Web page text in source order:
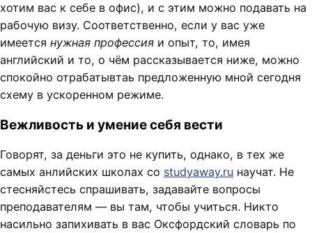
хотим вас к себе в офис), и с этим можно подавать на
рабочую визу. Соответственно, если у вас уже
имеется нужная профессия и опыт, то, имея
английский и то, о чём рассказывается ниже, можно
спокойно отрабатывтаь предложенную мной сегодня
схему в ускоренном режиме.
Вежливость и умение себя вести
Говорят, за деньги это не купить, однако, в тех же
самых анлийских школах со studyaway.ru научат. Не
стесняйстесь спрашивать, задавайте вопросы
преподавателям — вы там, чтобы учиться. Никто
насильно запихивать в вас Оксфордский словарь по